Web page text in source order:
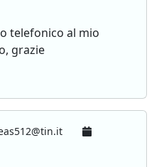
telefonico al mio
grazie